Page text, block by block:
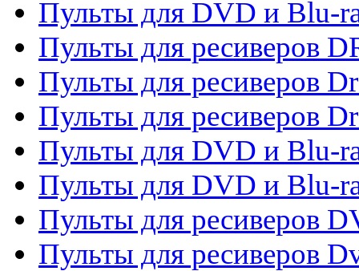
Пульты для DVD и Blu-
Пульты для ресиверов
Пульты для ресиверов
Пульты для ресиверов
Пульты для DVD и Blu-
Пульты для DVD и Blu-
Пульты для ресиверов
Пульты для ресиверов